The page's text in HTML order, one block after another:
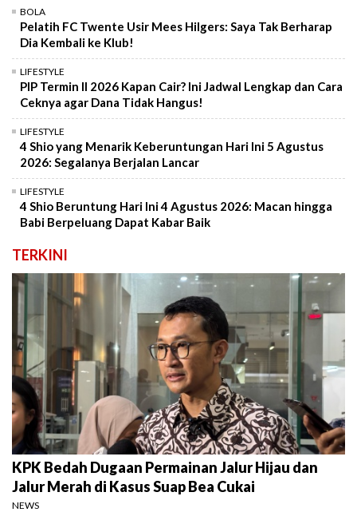
BOLA
Pelatih FC Twente Usir Mees Hilgers: Saya Tak Berharap
Dia Kembali ke Klub!
LIFESTYLE
PIP Termin II 2026 Kapan Cair? Ini Jadwal Lengkap dan Cara
Ceknya agar Dana Tidak Hangus!
LIFESTYLE
4 Shio yang Menarik Keberuntungan Hari Ini 5 Agustus
2026: Segalanya Berjalan Lancar
LIFESTYLE
4 Shio Beruntung Hari Ini 4 Agustus 2026: Macan hingga
Babi Berpeluang Dapat Kabar Baik
TERKINI
KPK Bedah Dugaan Permainan Jalur Hijau dan
Jalur Merah di Kasus Suap Bea Cukai
NEWS